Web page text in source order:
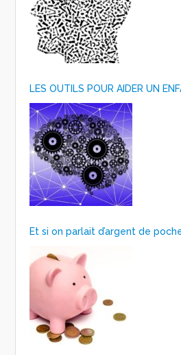
LES OUTILS POUR AIDER UN
Et si on parlait d’argent de